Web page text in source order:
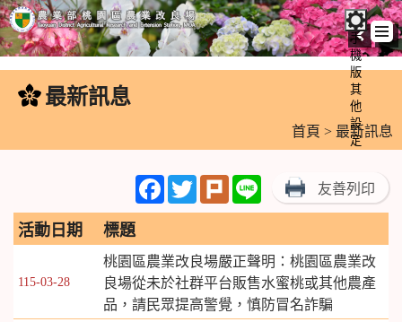
跳
內
手
機
版
其
他
設
定
最新訊息
首頁 > 最新訊息
FacebookTwitterPlurk Line 友善列印
活動日期 標題
115-03-28
桃園區農業改良場嚴正聲明：桃園區農業改
良場從未於社群平台販售水蜜桃或其他農產
品，請民眾提高警覺，慎防冒名詐騙